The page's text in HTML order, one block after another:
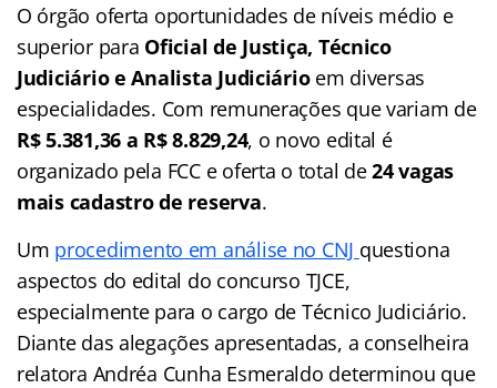
O órgão oferta oportunidades de níveis médio e
superior para Oficial de Justiça, Técnico
Judiciário e Analista Judiciárioem diversas
especialidades. Com remunerações que variam de
R$ 5.381,36 a R$ 8.829,24, o novo edital é
organizado pela FCC e oferta o total de24 vagas
mais cadastro de reserva.
Um procedimento em análise no CNJ questiona
aspectos do edital do concurso TJCE,
especialmente para o cargo de Técnico Judiciário.
Diante das alegações apresentadas, a conselheira
relatora Andréa Cunha Esmeraldo determinou que